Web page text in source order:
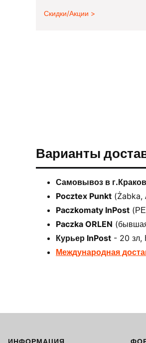
Скидки/Акции
Варианты
Самовывоз в
Pocztex Punkt (Żabka,
Paczkomaty InPost
Paczka ORLEN
Курьер InPost - 20 зл,
Международная
ИНФОРМАЦИЯ